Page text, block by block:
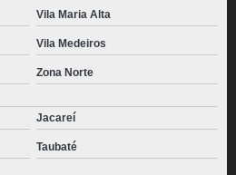
Vila Maria Alta
Vila Medeiros
Zona Norte
Jacareí
Taubaté